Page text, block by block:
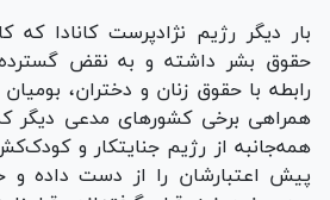
بار دیگر رژیم نژادپرست کانادا که
حقوق بشر داشته و به نقض گسترده
رابطه با حقوق زنان و دختران، بومیان
همراهی برخی کشور‌های مدعی دیگر
همه‌جانبه از رژیم جنایتکار و
پیش اعتبارشان را از دست داده و